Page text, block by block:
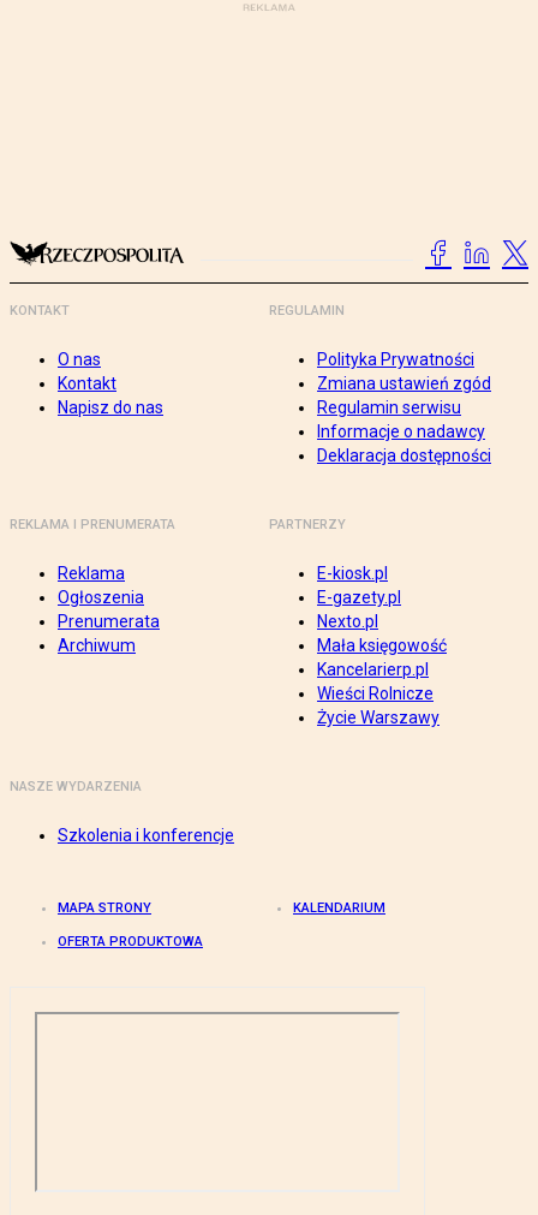
KONTAKT
O nas
Kontakt
Napisz do nas
REGULAMIN
Polityka Prywatności
Zmiana ustawień zgód
Regulamin serwisu
Informacje o nadawcy
Deklaracja dostępności
REKLAMA I PRENUMERATA
Reklama
Ogłoszenia
Prenumerata
Archiwum
PARTNERZY
E-kiosk.pl
E-gazety.pl
Nexto.pl
Mała księgowość
Kancelarierp.pl
Wieści Rolnicze
Życie Warszawy
NASZE WYDARZENIA
Szkolenia i konferencje
MAPA STRONY KALENDARIUM
OFERTA PRODUKTOWA